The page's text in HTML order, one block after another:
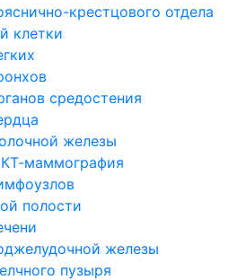
крестцового отдела
клетки
средостения
железы
КТ-маммография
полости
железы
пузыря